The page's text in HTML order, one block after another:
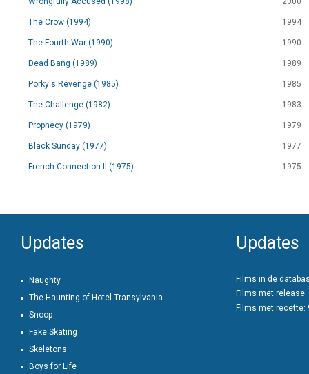
The Crow (1994) 1994
The Fourth War (1990) 1990
Dead Bang (1989) 1989
Porky's Revenge (1985) 1985
The Challenge (1982) 1983
Prophecy (1979) 1979
Black Sunday (1977) 1977
French Connection II (1975) 1975
Updates
Naughty
The Haunting of Hotel Transylvania
Snoop
Fake Skating
Skeletons
Boys for Life
Updates
Films in de
Films met release:
Films met recette: